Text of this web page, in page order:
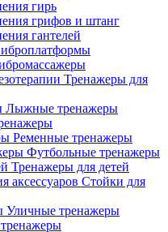
гирь
грифов и штанг
гантелей
Тренажеры для
Лыжные тренажеры
Ременные тренажеры
Футбольные тренажеры
Тренажеры для детей
Стойки для
Уличные тренажеры